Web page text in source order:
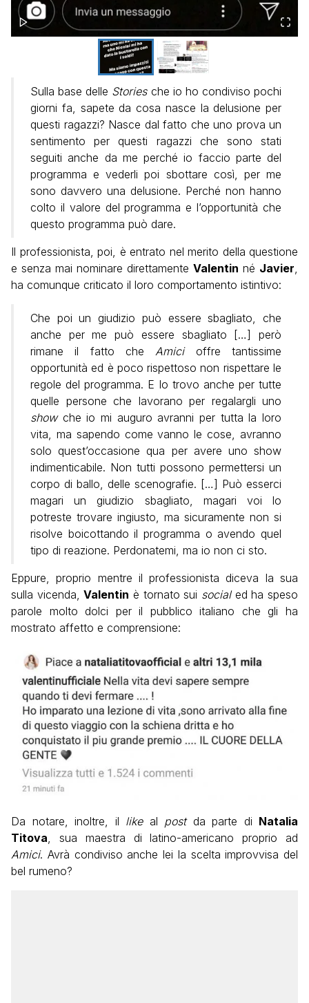
Sulla base delle Storiesche io ho condiviso pochi
giorni fa, sapete da cosa nasce la delusione per
questi ragazzi? Nasce dal fatto che uno prova un
sentimento per questi ragazzi che sono stati
seguiti anche da me perché io faccio parte del
programma e vederli poi sbottare così, per me
sono davvero una delusione. Perché non hanno
colto il valore del programma e l’opportunità che
questo programma può dare.
Il professionista, poi, è entrato nel merito della questione
e senza mai nominare direttamente Valentin né Javier,
ha comunque criticato il loro comportamento istintivo:
Che poi un giudizio può essere sbagliato, che
anche per me può essere sbagliato […] però
rimane il fatto cheAmicioffre tantissime
opportunità ed è poco rispettoso non rispettare le
regole del programma. E lo trovo anche per tutte
quelle persone che lavorano per regalargli uno
showche io mi auguro avranni per tutta la loro
vita, ma sapendo come vanno le cose, avranno
solo quest’occasione qua per avere uno show
indimenticabile. Non tutti possono permettersi un
corpo di ballo, delle scenografie. […] Può esserci
magari un giudizio sbagliato, magari voi lo
potreste trovare ingiusto, ma sicuramente non si
risolve boicottando il programma o avendo quel
tipo di reazione. Perdonatemi, ma io non ci sto.
Eppure, proprio mentre il professionista diceva la sua
sulla vicenda,Valentin è tornato sui socialed ha speso
parole molto dolci per il pubblico italiano che gli ha
mostrato affetto e comprensione:
Da notare, inoltre, il likeal postda parte di Natalia
Titova , sua maestra di latino-americano proprio ad
Amici. Avrà condiviso anche lei la scelta improvvisa del
bel rumeno?